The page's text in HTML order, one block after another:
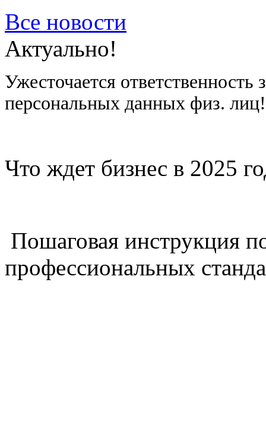
Все новости
Актуально!
Ужесточается
персональных данных физ.
Что ждет бизнес в 2025
Пошаговая инструкция
профессиональных